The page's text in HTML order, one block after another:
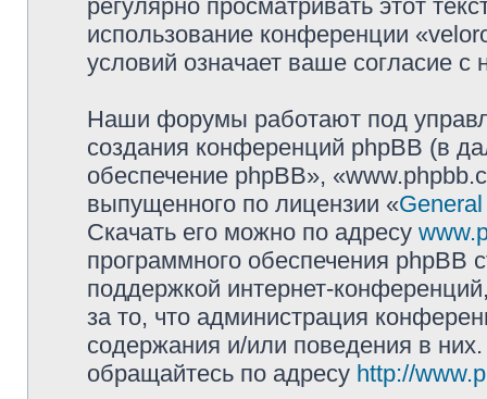
регулярно просматривать этот
использование конференции
условий означает ваше согласие с
Наши форумы работают под
создания конференций phpBB (в
обеспечение phpBB»,
выпущенного по лицензии «
Скачать его можно по адресу
программного обеспечения phpBB
поддержкой интернет-
за то, что администрация
содержания и/или поведения в
обращайтесь по адресу http://